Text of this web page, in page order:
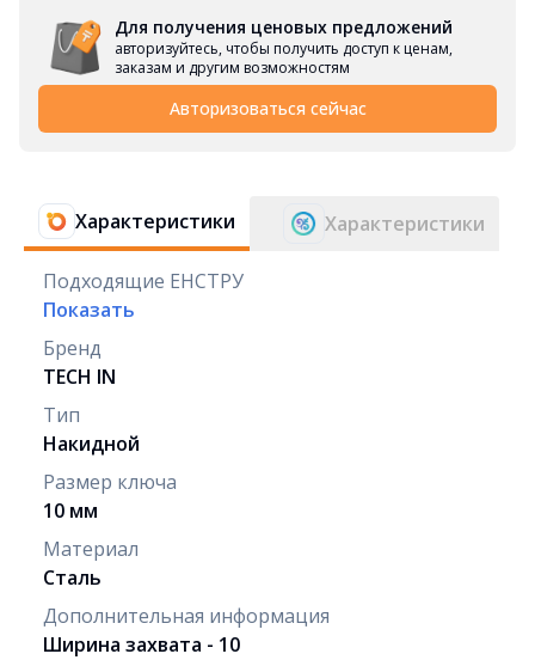
Для получения ценовых предложений
авторизуйтесь, чтобы получить доступ к ценам,
заказам и другим возможностям
Авторизоваться сейчас
Характеристики Характеристики
Подходящие ЕНСТРУ
Показать
Бренд
TECH IN
Тип
Накидной
Размер ключа
10 мм
Материал
Сталь
Дополнительная информация
Ширина захвата - 10